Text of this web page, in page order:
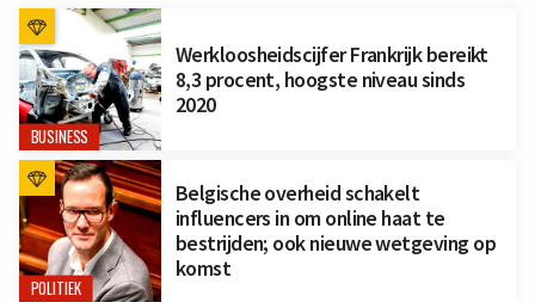
BUSINESS
Werkloosheidscijfer Frankrijk bereikt
8,3 procent, hoogste niveau sinds
2020
POLITIEK
Belgische overheid schakelt
influencers in om online haat te
bestrijden; ook nieuwe wetgeving op
komst